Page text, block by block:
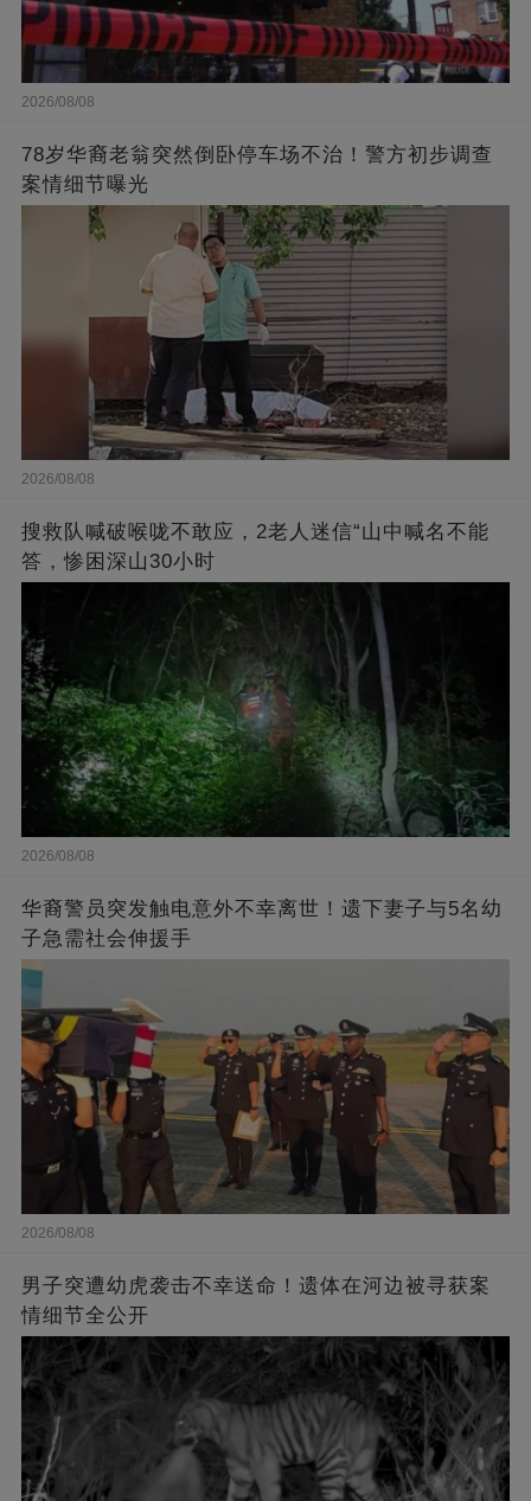
2026/08/08
78岁华裔老翁突然倒卧停车场不治！警方初步调查
案情细节曝光
2026/08/08
搜救队喊破喉咙不敢应，2老人迷信“山中喊名不能
答，惨困深山30小时
2026/08/08
华裔警员突发触电意外不幸离世！遗下妻子与5名幼
子急需社会伸援手
2026/08/08
男子突遭幼虎袭击不幸送命！遗体在河边被寻获案
情细节全公开